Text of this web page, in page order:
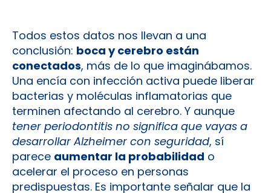
Todos estos datos nos llevan a una
conclusión: boca y cerebro están
conectados, más de lo que imaginábamos.
Una encía con infección activa puede liberar
bacterias y moléculas inflamatorias que
terminen afectando al cerebro. Y aunque
tener periodontitis no significa que vayas a
desarrollar Alzheimer con seguridad, sí
parece aumentar la probabilidad o
acelerar el proceso en personas
predispuestas. Es importante señalar que la